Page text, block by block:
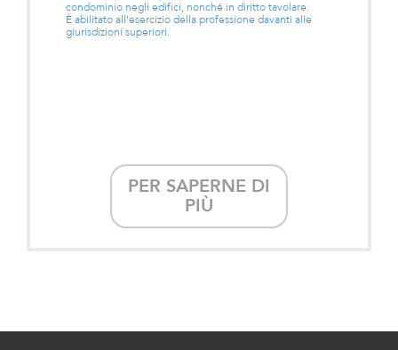
condominio negli edifici, nonché in diritto tavolare.
È abilitato all'esercizio della professione davanti alle
giurisdizioni superiori.
PER SAPERNE DI
PIÙ